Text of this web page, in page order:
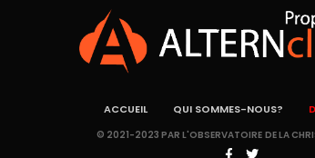
ACCUEIL QUI SOMMES-NOUS?
© 2021-2023 PAR L'OBSERVATOIRE DE LA